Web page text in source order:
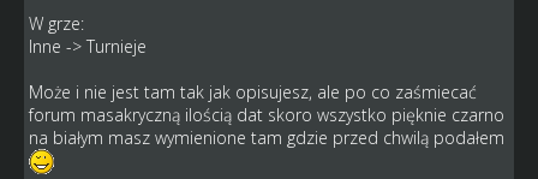
W grze:
Inne -> Turnieje
Może i nie jest tam tak jak opisujesz, ale po co zaśmiecać
forum masakryczną ilością dat skoro wszystko pięknie czarno
na białym masz wymienione tam gdzie przed chwilą podałem